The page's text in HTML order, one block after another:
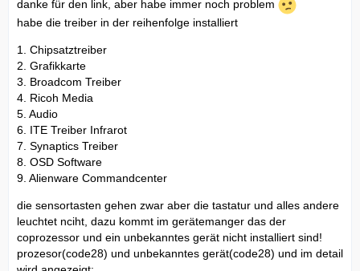
danke für den link, aber habe immer noch problem
habe die treiber in der reihenfolge installiert
1. Chipsatztreiber
2. Grafikkarte
3. Broadcom Treiber
4. Ricoh Media
5. Audio
6. ITE Treiber Infrarot
7. Synaptics Treiber
8. OSD Software
9. Alienware Commandcenter
die sensortasten gehen zwar aber die tastatur und alles andere
leuchtet nciht, dazu kommt im gerätemanger das der
coprozessor und ein unbekanntes gerät nicht installiert sind!
prozesor(code28) und unbekanntes gerät(code28) und im detail